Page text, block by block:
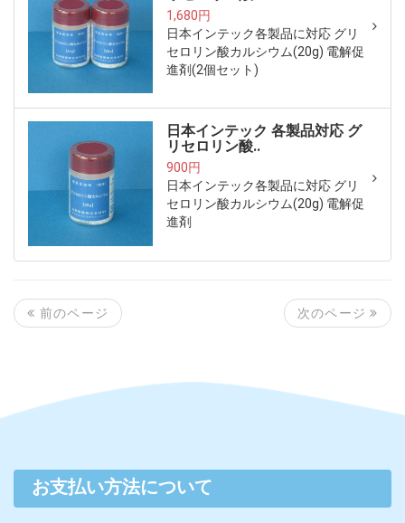
1,680円
日本インテック各製品に対応 グリ
セロリン酸カルシウム(20g) 電解促
進剤(2個セット)
日本インテック 各製品対応 グ
リセロリン酸..
900円
日本インテック各製品に対応 グリ
セロリン酸カルシウム(20g) 電解促
進剤
前のページ 次のページ
お支払い方法について